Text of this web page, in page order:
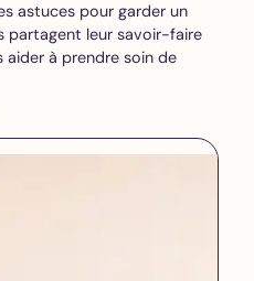
astuces pour garder un
partagent leur savoir-faire
aider à prendre soin de